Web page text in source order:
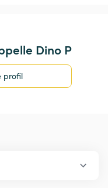
Dino P
profil